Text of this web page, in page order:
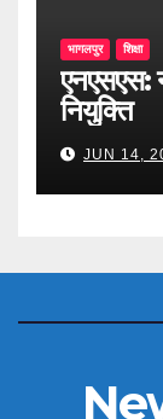
भागलपुर शिक्षा
एनएसएस:
नियुक्ति
JUN 14,